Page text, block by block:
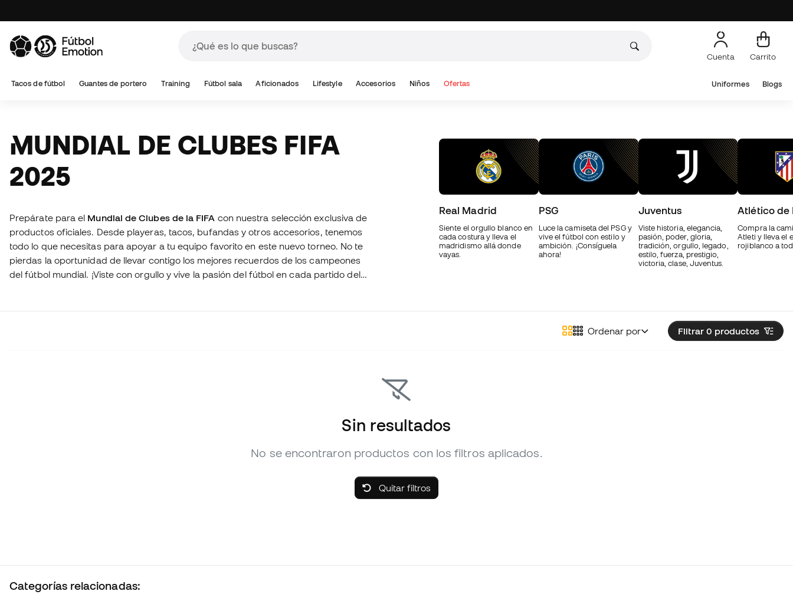
Cuenta Carrito
Tacos de fútbol Guantes de portero Training Fútbol sala Aficionados Lifestyle Accesorios Niños Ofertas Uniformes Blogs
MUNDIAL DE CLUBES FIFA
2025
Prepárate para el Mundial de Clubes de la FIFA con nuestra selección exclusiva de
productos oficiales. Desde playeras, tacos, bufandas y otros accesorios, tenemos
todo lo que necesitas para apoyar a tu equipo favorito en este nuevo torneo. No te
pierdas la oportunidad de llevar contigo los mejores recuerdos de los campeones
del fútbol mundial. ¡Viste con orgullo y vive la pasión del fútbol en cada partido del
Real Madrid
Siente el orgullo blanco en
cada costura y lleva el
madridismo allá donde
vayas.
PSG
Luce la camiseta del PSG y
vive el fútbol con estilo y
ambición. ¡Consíguela
ahora!
Juventus
Viste historia, elegancia,
pasión, poder, gloria,
tradición, orgullo, legado,
estilo, fuerza, prestigio,
victoria, clase, Juventus.
Atlético de
Compra la
Atleti y lleva el
rojiblanco a
Filtrar 0 productos
Ordenar por
Sin resultados
No se encontraron productos con los filtros aplicados.
Quitar filtros
Categorías relacionadas: